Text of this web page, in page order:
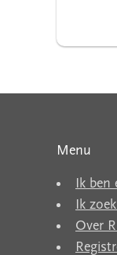
Menu
Ik ben
Ik
Over